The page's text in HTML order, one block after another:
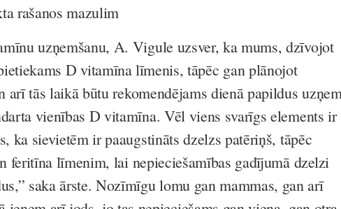
rašanos mazulim
uzņemšanu, A. Vigule uzsver, ka mums, dzīvojot
D vitamīnalīmenis, tāpēc gan plānojot
arī tās laikā būtu rekomendējams dienā papildus
vienības D vitamīna. Vēl viens svarīgs elements ir
ka sievietēm ir paaugstināts dzelzs patēriņš, tāpēc
feritīna līmenim, lai nepieciešamības gadījumā dzelzi
saka ārste. Nozīmīgu lomu gan mammas, gan arī